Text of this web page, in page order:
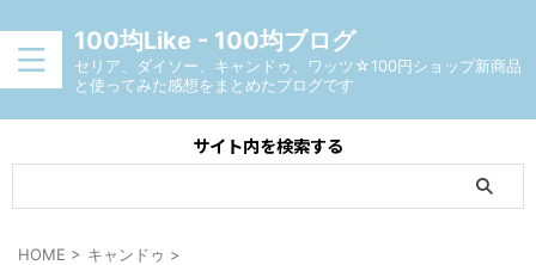
100均Like - 100均ブログ
セリア、ダイソー、キャンドゥ、ワッツ☆100円ショップ新商品
と使ってみた感想をまとめたブログです
サイト内を検索する
HOME > キャンドゥ >